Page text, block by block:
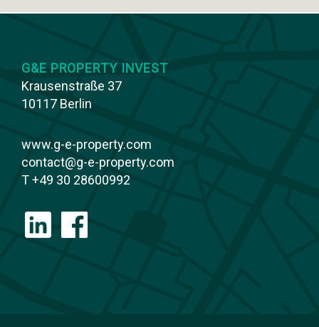
G&E PROPERTY INVEST
Krausenstraße 37
10117 Berlin
www.g-e-property.com
contact@g-e-property.com
T +49 30 28600992